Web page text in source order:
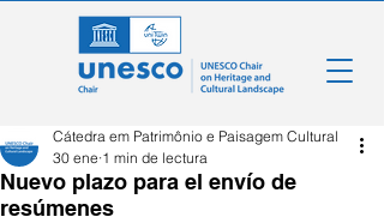
Nuevo plazo para el envío de
resúmenes
Cátedra em Patrimônio e Paisagem Cultural
30 ene 1 min de lectura